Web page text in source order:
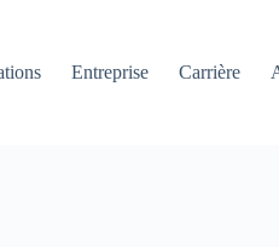
Entreprise Carrière